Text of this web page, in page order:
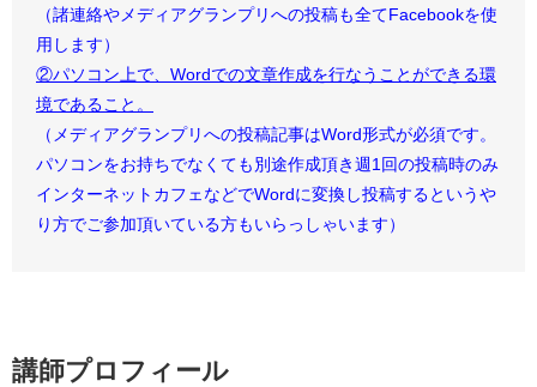
（諸連絡やメディアグランプリへの投稿も全てFacebookを使
用します）
②パソコン上で、Wordでの文章作成を行なうことができる環
境であること。
（メディアグランプリへの投稿記事はWord形式が必須です。
パソコンをお持ちでなくても別途作成頂き週1回の投稿時のみ
インターネットカフェなどでWordに変換し投稿するというや
り方でご参加頂いている方もいらっしゃいます）
講師プロフィール